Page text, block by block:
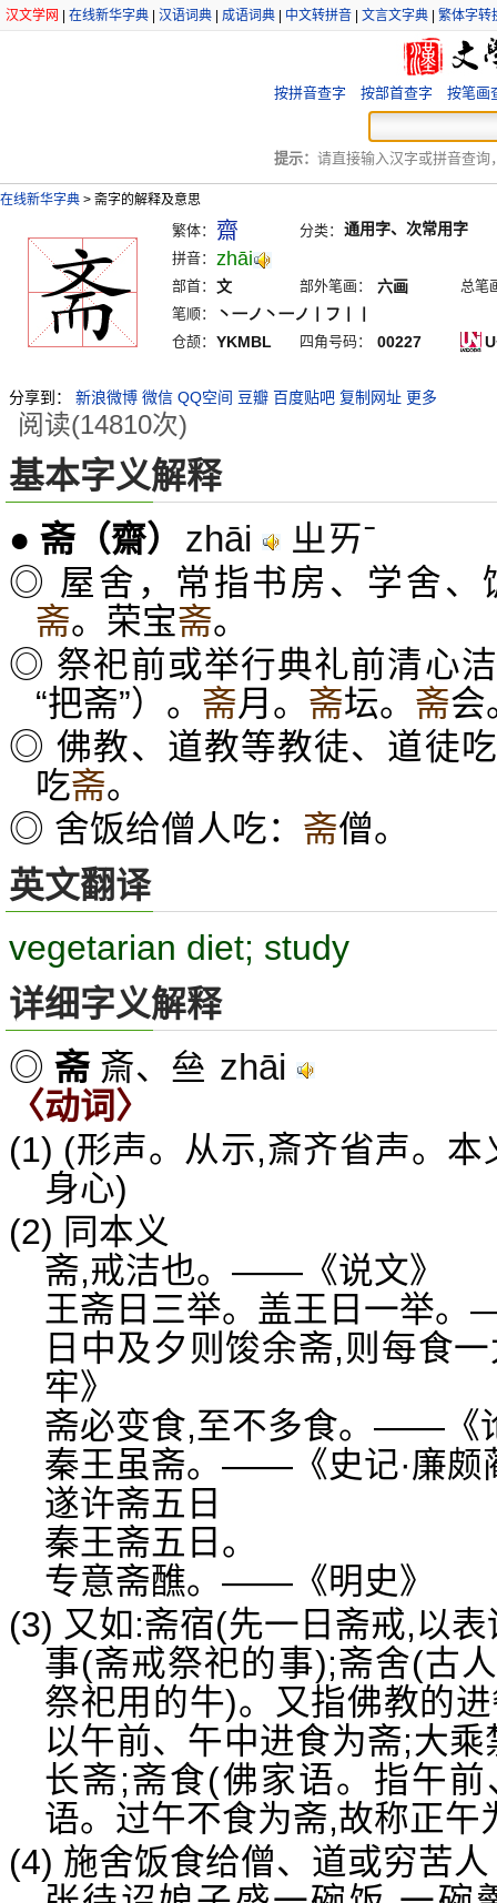
汉文学网 在线新华字典 汉语词典 成语词典 中文转拼音 文言文字典 繁体字转
按拼音查字 按部首查字 按笔画
提示： 请直接输入汉字或拼音查询
在线新华字典 > 斋字的解释及意思
繁体： 齋 分类： 通用字、次常用字
拼音： zhāi
部首： 文 部外笔画： 六画
总笔
笔顺：
丶一ノ丶一ノ丨フ丨丨
仓颉： YKMBL 四角号码： 00227
分享到： 新浪微博 微信 QQ空间 豆瓣 百度贴吧 复制网址 更多
阅读(14810次)
基本字义解释
● 斋（齋） zhāi ㄓㄞˉ
◎ 屋舍，常指书房、学舍、
斋。荣宝斋。
◎ 祭祀前或举行典礼前清心
“把斋”）。 斋月。 斋坛。 斋会
◎ 佛教、道教等教徒、道徒
吃斋。
◎ 舍饭给僧人吃： 斋僧。
英文翻译
vegetarian diet; study
详细字义解释
◎ 斋斎、亝 zhāi
〈动词〉
(1) (形声。从示,斎齐省声。
身心)
(2) 同本义
斋,戒洁也。——《说文》
王斋日三举。盖王日一举
日中及夕则馂余斋,则每食
牢》
斋必变食,至不多食。——《
秦王虽斋。——《史记·廉颇
遂许斋五日
秦王斋五日。
专意斋醮。——《明史》
(3) 又如:斋宿(先一日斋戒,以
事(斋戒祭祀的事);斋舍(古
祭祀用的牛)。又指佛教的
以午前、午中进食为斋;大
长斋;斋食(佛家语。指午
语。过午不食为斋,故称正午
(4) 施舍饭食给僧、道或穷苦人